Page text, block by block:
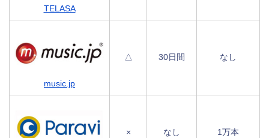
TELASA
music.jp
△ 30日間 なし
× なし 1万本